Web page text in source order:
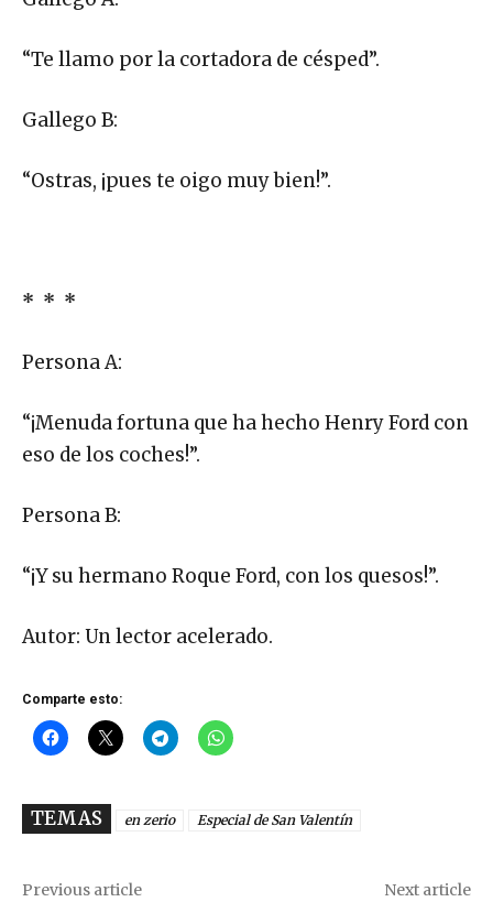
“Te llamo por la cortadora de césped”.
Gallego B:
“Ostras, ¡pues te oigo muy bien!”.
* * *
Persona A:
“¡Menuda fortuna que ha hecho Henry Ford con
eso de los coches!”.
Persona B:
“¡Y su hermano Roque Ford, con los quesos!”.
Autor: Un lector acelerado.
Comparte esto:
TEMAS en zerio Especial de San Valentín
Previous article Next article